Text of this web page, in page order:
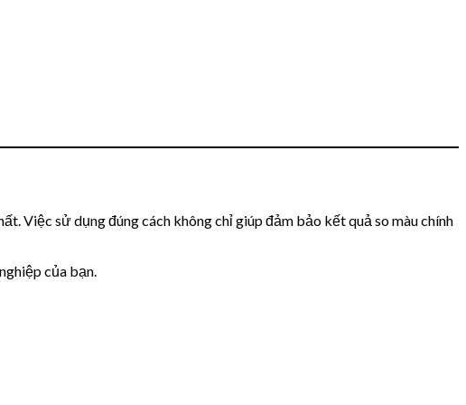
Việc sử dụng đúng cách không chỉ giúp đảm bảo kết quả so màu chính
của bạn.